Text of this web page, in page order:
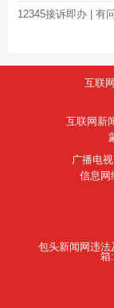
12345接诉即办 | 有
互联
互联网新
广播电
信息网
包头新闻网违法
箱